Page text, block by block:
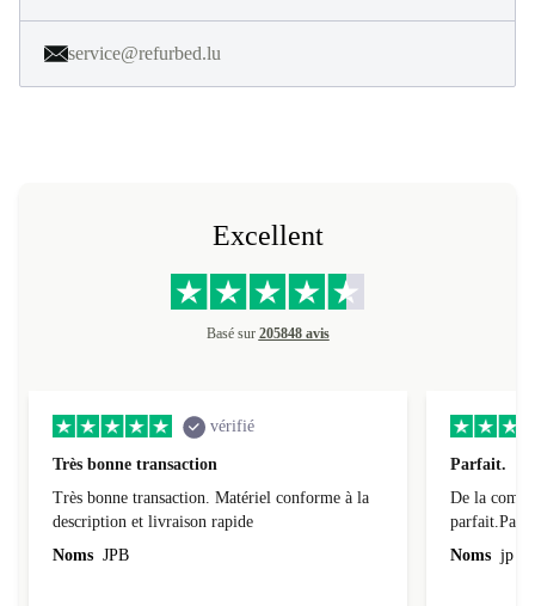
service@refurbed.lu
Excellent
Basé sur 205848 avis
vérifié
Très bonne transaction
Très bonne transaction. Matériel conforme à la
description et livraison rapide
Noms JPB
Parfait.
De la
Noms jp